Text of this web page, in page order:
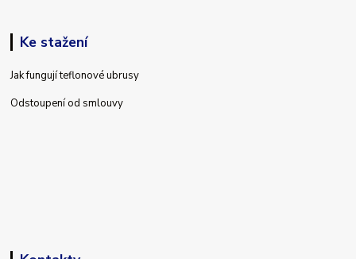
Ke stažení
Jak fungují teflonové ubrusy
Odstoupení od smlouvy